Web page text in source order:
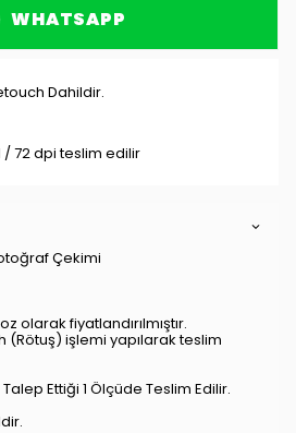
WHATSAPP
Dahildir.
/ 72 dpi teslim edilir
Çekimi
olarak fiyatlandırılmıştır.
(Rötuş) işlemi yapılarak teslim
Ettiği 1 Ölçüde Teslim Edilir.